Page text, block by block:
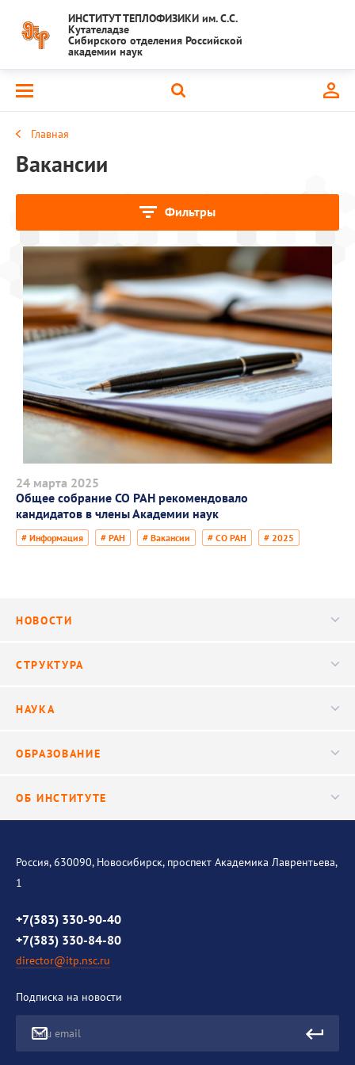
ИНСТИТУТ ТЕПЛОФИЗИКИ им. С.С.
Кутателадзе
Сибирского отделения Российской
академии наук
Главная
Вакансии
Фильтры
24 марта 2025
Общее собрание СО РАН рекомендовало
кандидатов в члены Академии наук
# Информация # РАН # Вакансии # СО РАН # 2025
НОВОСТИ
Видео
СТРУКТУРА
Научные подразделения
НАУКА
Исследования
ОБРАЗОВАНИЕ
ОБ ИНСТИТУТЕ
История института
Контакты
Противодействие коррупции
Россия, 630090, Новосибирск, проспект Академика Лаврентьева,
1
+7(383) 330-90-40
+7(383) 330-84-80
director@itp.nsc.ru
Подписка на новости
Ваш email